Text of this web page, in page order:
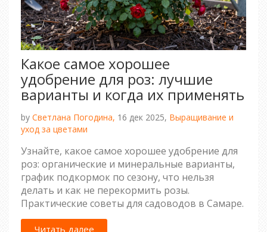
Какое самое хорошее
удобрение для роз: лучшие
варианты и когда их применять
by Светлана Погодина, 16 дек 2025, Выращивание и
уход за цветами
Узнайте, какое самое хорошее удобрение для
роз: органические и минеральные варианты,
график подкормок по сезону, что нельзя
делать и как не перекормить розы.
Практические советы для садоводов в Самаре.
Читать далее